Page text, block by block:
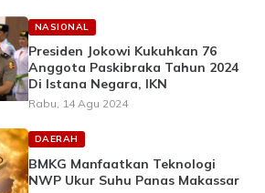
NASIONAL
Presiden Jokowi Kukuhkan 76
Anggota Paskibraka Tahun 2024
Di Istana Negara, IKN
Rabu, 14 Agu 2024
DAERAH
BMKG Manfaatkan Teknologi
NWP Ukur Suhu Panas Makassar